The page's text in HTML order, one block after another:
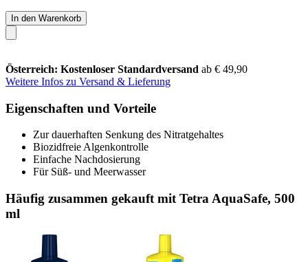
In den Warenkorb
Österreich: Kostenloser Standardversand ab € 49,90
Weitere Infos zu Versand & Lieferung
Eigenschaften und Vorteile
Zur dauerhaften Senkung des Nitratgehaltes
Biozidfreie Algenkontrolle
Einfache Nachdosierung
Für Süß- und Meerwasser
Häufig zusammen gekauft mit Tetra AquaSafe, 500
ml